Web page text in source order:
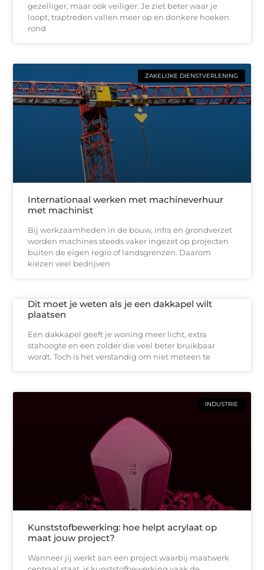
gezelliger, maar ook veiliger. Je ziet beter waar je
loopt, traptreden vallen meer op en donkere hoeken
rond
ZAKELIJKE DIENSTVERLENING
Internationaal werken met machineverhuur
met machinist
Bij werkzaamheden in de bouw, infra en grondverzet
worden machines steeds vaker ingezet op projecten
buiten de eigen regio of landsgrenzen. Daarom
kiezen veel bedrijven
Dit moet je weten als je een dakkapel wilt
plaatsen
Een dakkapel geeft je woning meer licht, extra
stahoogte en een zolder die veel beter bruikbaar
wordt. Toch is het verstandig om niet meteen te
INDUSTRIE
Kunststofbewerking: hoe helpt acrylaat op
maat jouw project?
Wanneer jij werkt aan een project waarbij maatwerk